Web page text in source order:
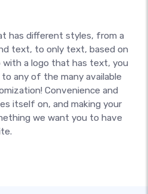
has different styles, from a
text, to only text, based on
a logo that has text, you
any of the many available
Convenience and
itself on, and making your
we want you to have